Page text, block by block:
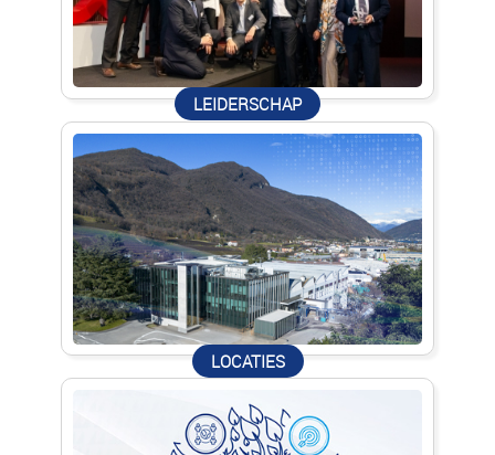
LEIDERSCHAP
LOCATIES